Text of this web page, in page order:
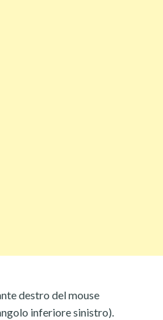
destro del mouse
inferiore sinistro).